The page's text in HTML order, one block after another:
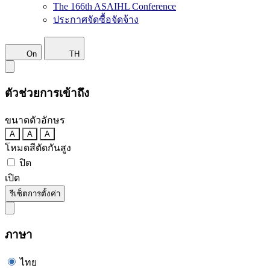
The 166th ASAIHL Conference
ประกาศจัดซื้อจัดจ้าง
On TH
ตัวช่วยการเข้าถึง
ขนาดตัวอักษร
A A A
โหมดสีตัดกันสูง
ปิด
เปิด
รีเซ็ตการตั้งค่า
ภาษา
ไทย